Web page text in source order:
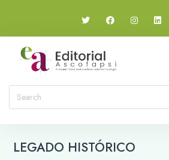
LEGADO HISTÓRICO